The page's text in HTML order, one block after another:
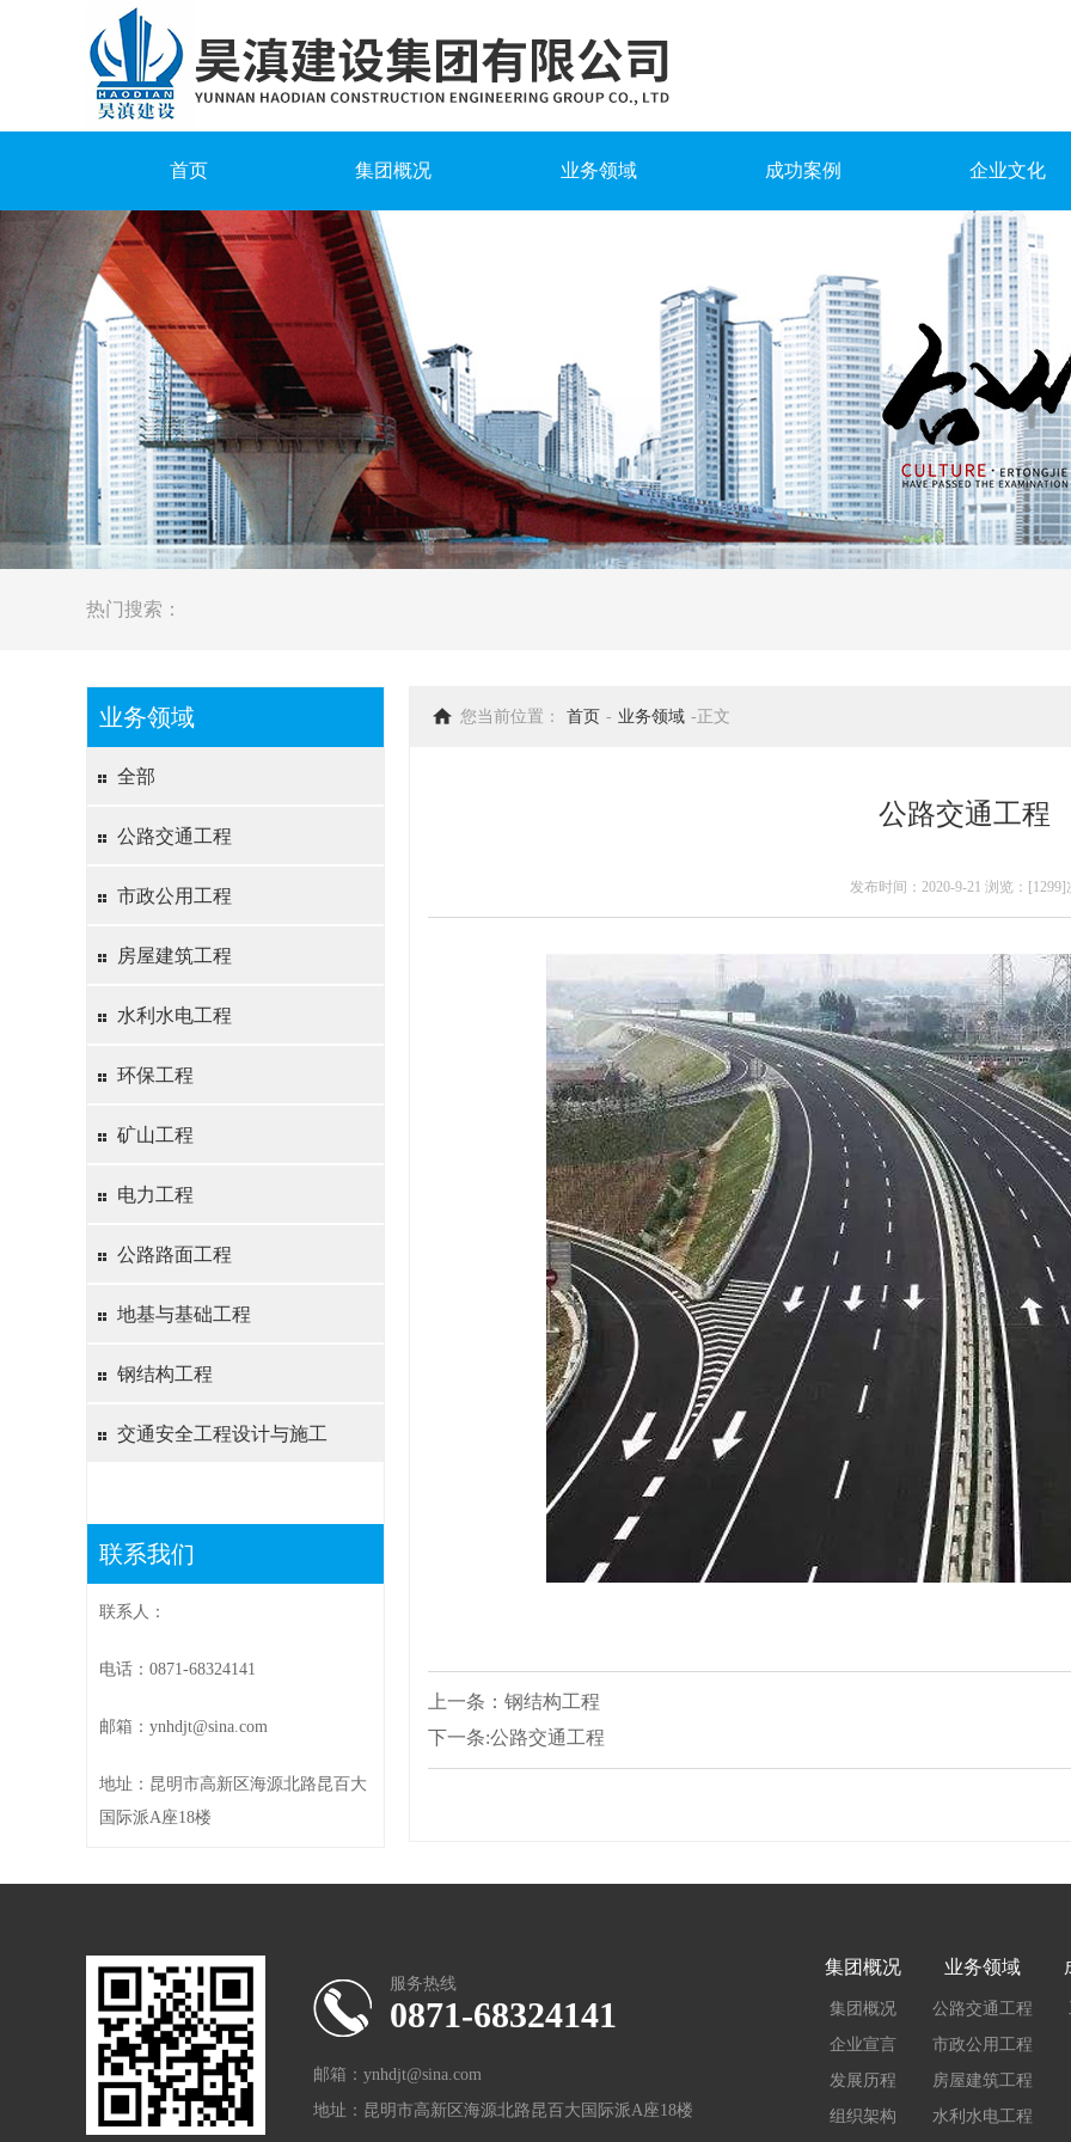
首页 集团概况 业务领域 成功案例 企业文化
热门搜索：
业务领域
全部
公路交通工程
市政公用工程
房屋建筑工程
水利水电工程
环保工程
矿山工程
电力工程
公路路面工程
地基与基础工程
钢结构工程
交通安全工程设计与施工
联系我们
联系人：
电话：0871-68324141
邮箱：ynhdjt@sina.com
地址：昆明市高新区海源北路昆百大
国际派A座18楼
您当前位置： 首页 - 业务领域 -正文
公路交通工程
发布时间：2020-9-21 浏览：[1299]
上一条：钢结构工程
下一条:公路交通工程
服务热线
0871-68324141
邮箱：ynhdjt@sina.com
地址：昆明市高新区海源北路昆百大国际派A座18楼
集团概况
集团概况
企业宣言
发展历程
组织架构
业务领域
公路交通工程
市政公用工程
房屋建筑工程
水利水电工程